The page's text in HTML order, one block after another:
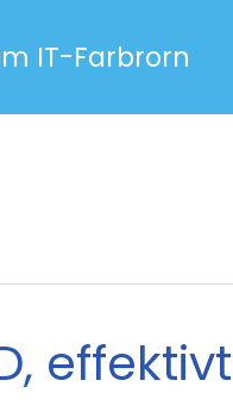
IT-Farbrorn